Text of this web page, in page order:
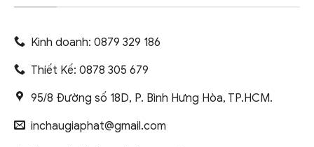
Kinh doanh: 0879 329 186
Thiết Kế: 0878 305 679
95/8 Đường số 18D, P. Bình Hưng Hòa, TP.HCM.
inchaugiaphat@gmail.com